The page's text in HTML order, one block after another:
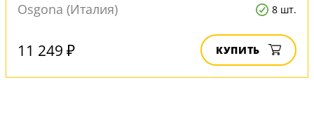
Osgona (Италия) 8 шт.
11 249 ₽ КУПИТЬ